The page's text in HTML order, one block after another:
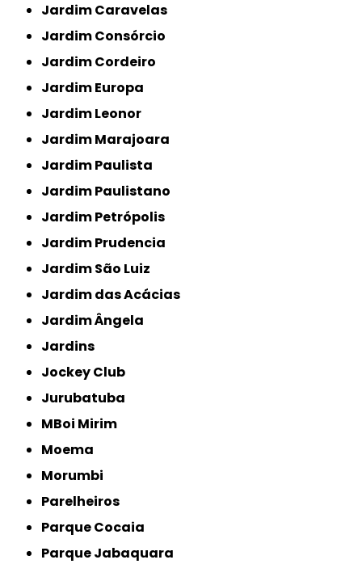
Jardim Caravelas
Jardim Consórcio
Jardim Cordeiro
Jardim Europa
Jardim Leonor
Jardim Marajoara
Jardim Paulista
Jardim Paulistano
Jardim Petrópolis
Jardim Prudencia
Jardim São Luiz
Jardim das Acácias
Jardim Ângela
Jardins
Jockey Club
Jurubatuba
MBoi Mirim
Moema
Morumbi
Parelheiros
Parque Cocaia
Parque Jabaquara